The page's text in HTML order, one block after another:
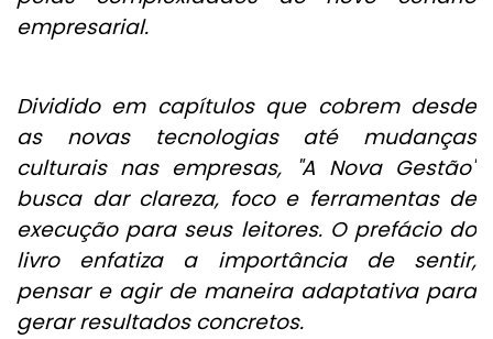
empresarial.
Dividido em capítulos que cobrem desde
as novas tecnologias até mudanças
culturais nas empresas, "A Nova Gestão"
busca dar clareza, foco e ferramentas de
execução para seus leitores. O prefácio do
livro enfatiza a importância de sentir,
pensar e agir de maneira adaptativa para
gerar resultados concretos.